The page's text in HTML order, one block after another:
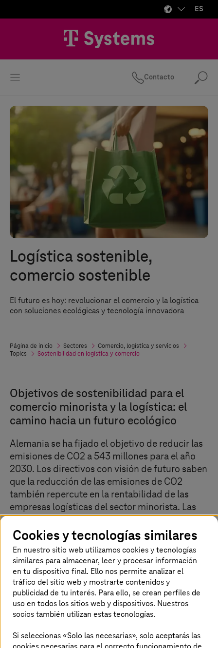
ES
Contacto
Logística sostenible,
comercio sostenible
El futuro es hoy: revolucionar el comercio y la logística
con soluciones ecológicas y tecnología innovadora
Página de inicio Sectores
Comercio, logística y servicios
Topics
Sostenibilidad en logística y comercio
Objetivos de sostenibilidad para el
comercio minorista y la logística: el
camino hacia un futuro ecológico
Alemania se ha fijado el objetivo de reducir las
emisiones de CO2 a 543 millones para el año
2030. Los directivos con visión de futuro saben
que la reducción de las emisiones de CO2
también repercute en la rentabilidad de las
empresas logísticas del sector minorista. Las
transparencia en las cadenas de suministro, la
reducción de emisiones y el análisis de datos
para tomar mejores decisiones ayudan a
conservar recursos valiosos.
El comercio minorista entra en una
Cookies y tecnologías similares
En nuestro sitio web utilizamos cookies y tecnologías
similares para almacenar, leer y procesar información
en tu dispositivo final. Ello nos permite analizar el
tráfico del sitio web y mostrarte contenidos y
publicidad de tu interés. Para ello, se crean perfiles de
uso en todos los sitios web y dispositivos. Nuestros
socios también utilizan estas tecnologías.
Si seleccionas «Solo las necesarias», solo aceptarás las